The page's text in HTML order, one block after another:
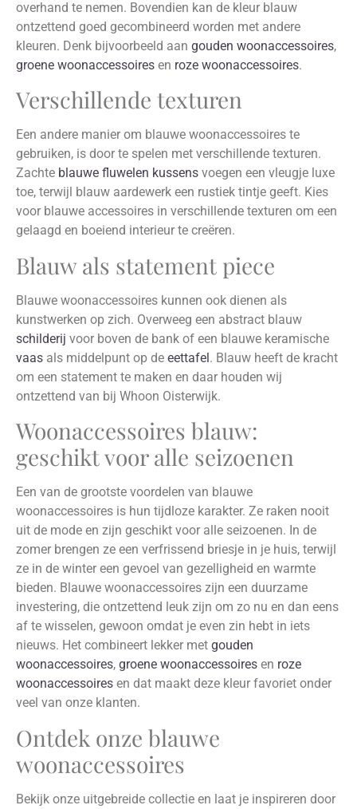
overhand te nemen. Bovendien kan de kleur blauw
ontzettend goed gecombineerd worden met andere
kleuren. Denk bijvoorbeeld aan gouden woonaccessoires,
groene woonaccessoires en roze woonaccessoires.
Verschillende texturen
Een andere manier om blauwe woonaccessoires te
gebruiken, is door te spelen met verschillende texturen.
Zachte blauwe fluwelen kussens voegen een vleugje luxe
toe, terwijl blauw aardewerk een rustiek tintje geeft. Kies
voor blauwe accessoires in verschillende texturen om een
gelaagd en boeiend interieur te creëren.
Blauw als statement piece
Blauwe woonaccessoires kunnen ook dienen als
kunstwerken op zich. Overweeg een abstract blauw
schilderij voor boven de bank of een blauwe keramische
vaas als middelpunt op de eettafel. Blauw heeft de kracht
om een statement te maken en daar houden wij
ontzettend van bij Whoon Oisterwijk.
Woonaccessoires blauw:
geschikt voor alle seizoenen
Een van de grootste voordelen van blauwe
woonaccessoires is hun tijdloze karakter. Ze raken nooit
uit de mode en zijn geschikt voor alle seizoenen. In de
zomer brengen ze een verfrissend briesje in je huis, terwijl
ze in de winter een gevoel van gezelligheid en warmte
bieden. Blauwe woonaccessoires zijn een duurzame
investering, die ontzettend leuk zijn om zo nu en dan eens
af te wisselen, gewoon omdat je even zin hebt in iets
nieuws. Het combineert lekker met gouden
woonaccessoires, groene woonaccessoires en roze
woonaccessoires en dat maakt deze kleur favoriet onder
veel van onze klanten.
Ontdek onze blauwe
woonaccessoires
Bekijk onze uitgebreide collectie en laat je inspireren door